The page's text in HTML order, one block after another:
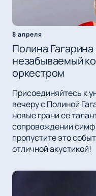
8 апреля
Полина
незабываемый
оркестром
Присоединяйтесь к
вечеру с Полиной
новые грани ее
сопровождении
пропустите это
отличной акустикой!